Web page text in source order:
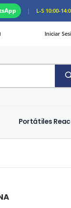
| L-S 10:00-
Iniciar
Portátiles